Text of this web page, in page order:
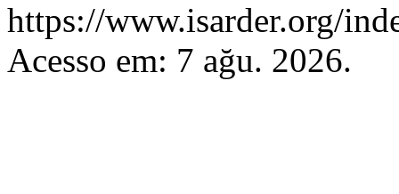
https://www.isarder.org/
Acesso em: 7 ağu. 2026.